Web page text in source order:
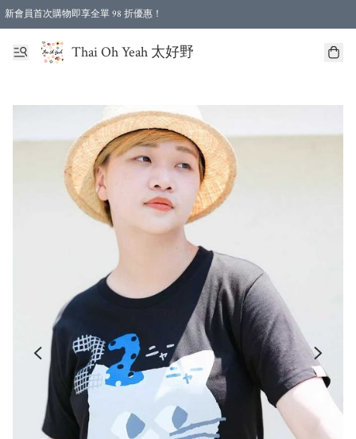
新會員首次購物即享全單 98 折優惠！
特選會員可享全單低至 96 折優惠！
Thai Oh Yeah 太好野